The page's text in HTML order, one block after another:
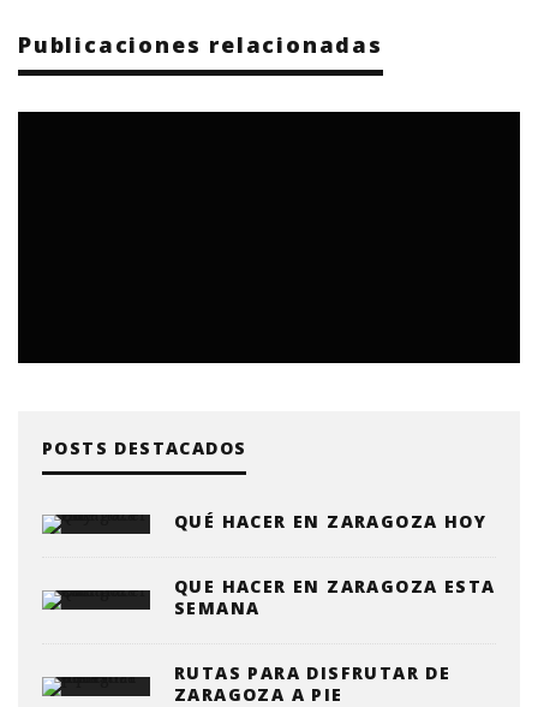
Publicaciones relacionadas
POSTS DESTACADOS
QUÉ HACER EN ZARAGOZA HOY
QUE HACER EN ZARAGOZA ESTA
SEMANA
RUTAS PARA DISFRUTAR DE
ZARAGOZA A PIE